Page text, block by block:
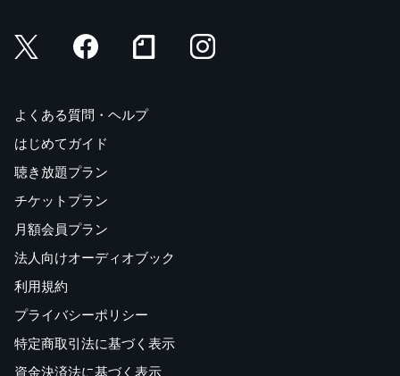
よくある質問・ヘルプ
はじめてガイド
聴き放題プラン
チケットプラン
月額会員プラン
法人向けオーディオブック
利用規約
プライバシーポリシー
特定商取引法に基づく表示
資金決済法に基づく表示